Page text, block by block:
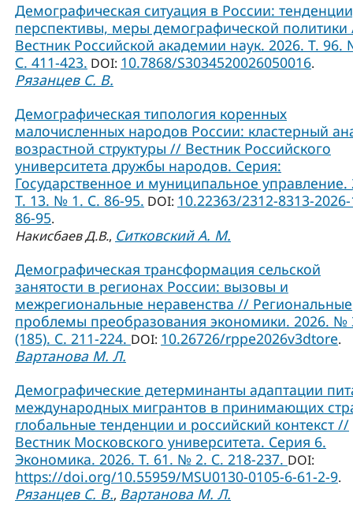
Демографическая ситуация в России:
перспективы, меры демографической
Вестник Российской академии наук. 2026. Т. 96.
С. 411-423. DOI: 10.7868/S3034520026050016.
Рязанцев С. В.
Демографическая типология коренных
малочисленных народов России: кластерный
возрастной структуры // Вестник Российского
университета дружбы народов. Серия:
Государственное и муниципальное управление.
Т. 13. № 1. C. 86-95. DOI: 10.22363/2312-8313-
86-95.
Накисбаев Д.В., Ситковский А. М.
Демографическая трансформация сельской
занятости в регионах России: вызовы и
межрегиональные неравенства // Региональные
проблемы преобразования экономики. 2026. №
(185). С. 211-224. DOI: 10.26726/rppe2026v3dtore.
Вартанова М. Л.
Демографические детерминанты адаптации
международных мигрантов в принимающих
глобальные тенденции и российский контекст //
Вестник Московского университета. Серия 6.
Экономика. 2026. Т. 61. № 2. С. 218-237. DOI:
https://doi.org/10.55959/MSU0130-0105-6-61-2-9.
Рязанцев С. В., Вартанова М. Л.